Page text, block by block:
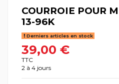
COURROIE POUR
13-96K
Derniers articles en stock
39,00 €
TTC
2 à 4 jours